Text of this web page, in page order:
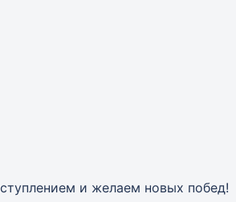
и желаем новых побед!